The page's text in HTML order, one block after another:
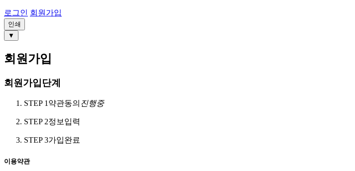
로그인 회원가입
인쇄
▼
회원가입
회원가입단계
STEP 1 약관동의 진행중
STEP 2정보입력
STEP 3가입완료
이용약관